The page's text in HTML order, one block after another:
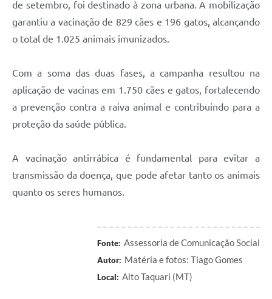
de setembro, foi destinado à zona urbana. A mobilização
garantiu a vacinação de 829 cães e 196 gatos, alcançando
o total de 1.025 animais imunizados.
Com a soma das duas fases, a campanha resultou na
aplicação de vacinas em 1.750 cães e gatos, fortalecendo
a prevenção contra a raiva animal e contribuindo para a
proteção da saúde pública.
A vacinação antirrábica é fundamental para evitar a
transmissão da doença, que pode afetar tanto os animais
quanto os seres humanos.
Fonte: Assessoria de Comunicação Social
Autor: Matéria e fotos: Tiago Gomes
Local: Alto Taquari (MT)